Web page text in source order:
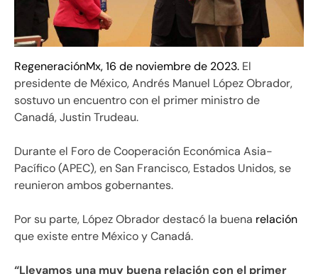
RegeneraciónMx, 16 de noviembre de 2023. El
presidente de México, Andrés Manuel López Obrador,
sostuvo un encuentro con el primer ministro de
Canadá, Justin Trudeau.
Durante el Foro de Cooperación Económica Asia-
Pacífico (APEC), en San Francisco, Estados Unidos, se
reunieron ambos gobernantes.
Por su parte, López Obrador destacó la buena relación
que existe entre México y Canadá.
“Llevamos una muy buena relación con el primer